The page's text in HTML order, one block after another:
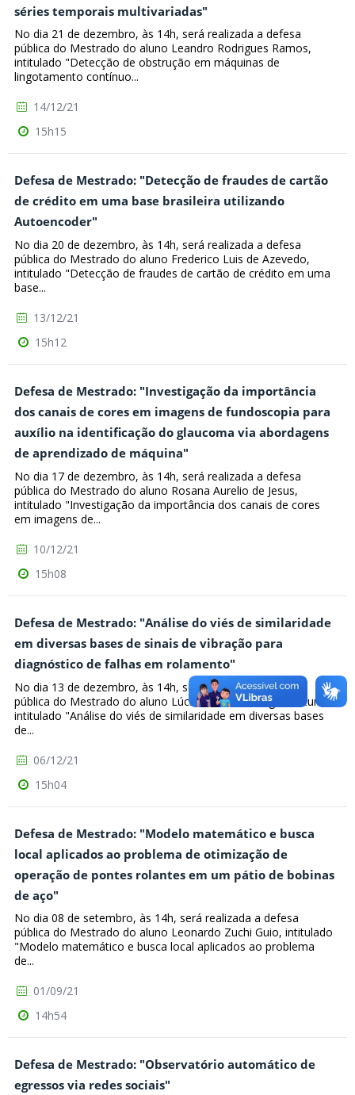
séries temporais multivariadas"
No dia 21 de dezembro, às 14h, será realizada a defesa
pública do Mestrado do aluno Leandro Rodrigues Ramos,
intitulado "Detecção de obstrução em máquinas de
lingotamento contínuo...
14/12/21
15h15
Defesa de Mestrado: "Detecção de fraudes de cartão
de crédito em uma base brasileira utilizando
Autoencoder"
No dia 20 de dezembro, às 14h, será realizada a defesa
pública do Mestrado do aluno Frederico Luis de Azevedo,
intitulado "Detecção de fraudes de cartão de crédito em uma
base...
13/12/21
15h12
Defesa de Mestrado: "Investigação da importância
dos canais de cores em imagens de fundoscopia para
auxílio na identificação do glaucoma via abordagens
de aprendizado de máquina"
No dia 17 de dezembro, às 14h, será realizada a defesa
pública do Mestrado do aluno Rosana Aurelio de Jesus,
intitulado "Investigação da importância dos canais de cores
em imagens de...
10/12/21
15h08
Defesa de Mestrado: "Análise do viés de similaridade
em diversas bases de sinais de vibração para
diagnóstico de falhas em rolamento"
No dia 13 de dezembro, às 14h, será realizada a defesa
pública do Mestrado do aluno Lúcio Antônio Stange Venturim,
intitulado "Análise do viés de similaridade em diversas bases
de...
06/12/21
15h04
Defesa de Mestrado: "Modelo matemático e busca
local aplicados ao problema de otimização de
operação de pontes rolantes em um pátio de bobinas
de aço"
No dia 08 de setembro, às 14h, será realizada a defesa
pública do Mestrado do aluno Leonardo Zuchi Guio, intitulado
"Modelo matemático e busca local aplicados ao problema
de...
01/09/21
14h54
Defesa de Mestrado: "Observatório automático de
egressos via redes sociais"